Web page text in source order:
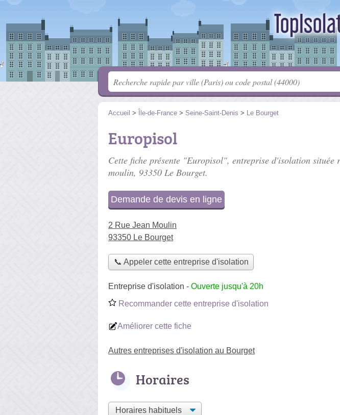
Accueil > Île-de-France > Seine-Saint-Denis > Le Bourget
Europisol
Cette fiche présente "Europisol", entreprise d'isolation située
moulin, 93350 Le Bourget.
Demande de devis en ligne
2 Rue Jean Moulin
93350 Le Bourget
📞 Appeler cette entreprise d'isolation
Entreprise d'isolation - Ouverte jusqu'à 20h
Recommander cette entreprise d'isolation
Améliorer cette fiche
Autres entreprises d'isolation au Bourget
Horaires